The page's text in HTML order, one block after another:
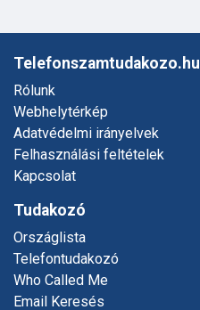
Telefonszamtudakozo.hu
Rólunk
Webhelytérkép
Adatvédelmi irányelvek
Felhasználási feltételek
Kapcsolat
Tudakozó
Országlista
Telefontudakozó
Who Called Me
Email Keresés